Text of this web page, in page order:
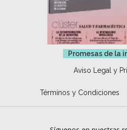
Promesas de la
Aviso Legal y
Términos y Condiciones